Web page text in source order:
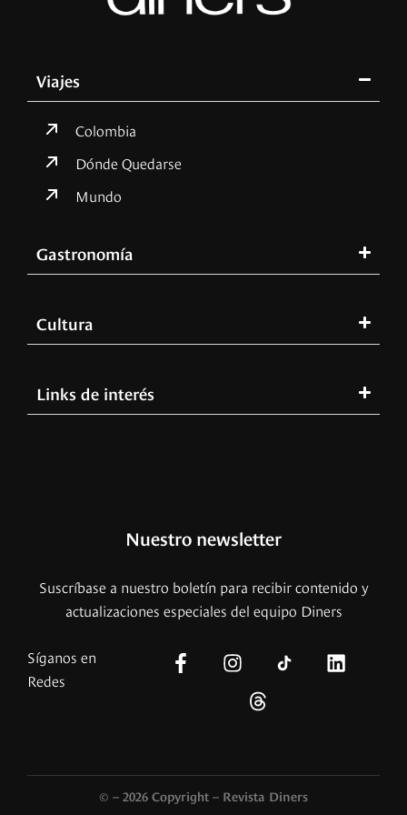
Viajes
Colombia
Dónde Quedarse
Mundo
Gastronomía
Cultura
Links de interés
Nuestro newsletter
Suscríbase a nuestro boletín para recibir contenido y
actualizaciones especiales del equipo Diners
Síganos en
Redes
© – 2026 Copyright – Revista Diners